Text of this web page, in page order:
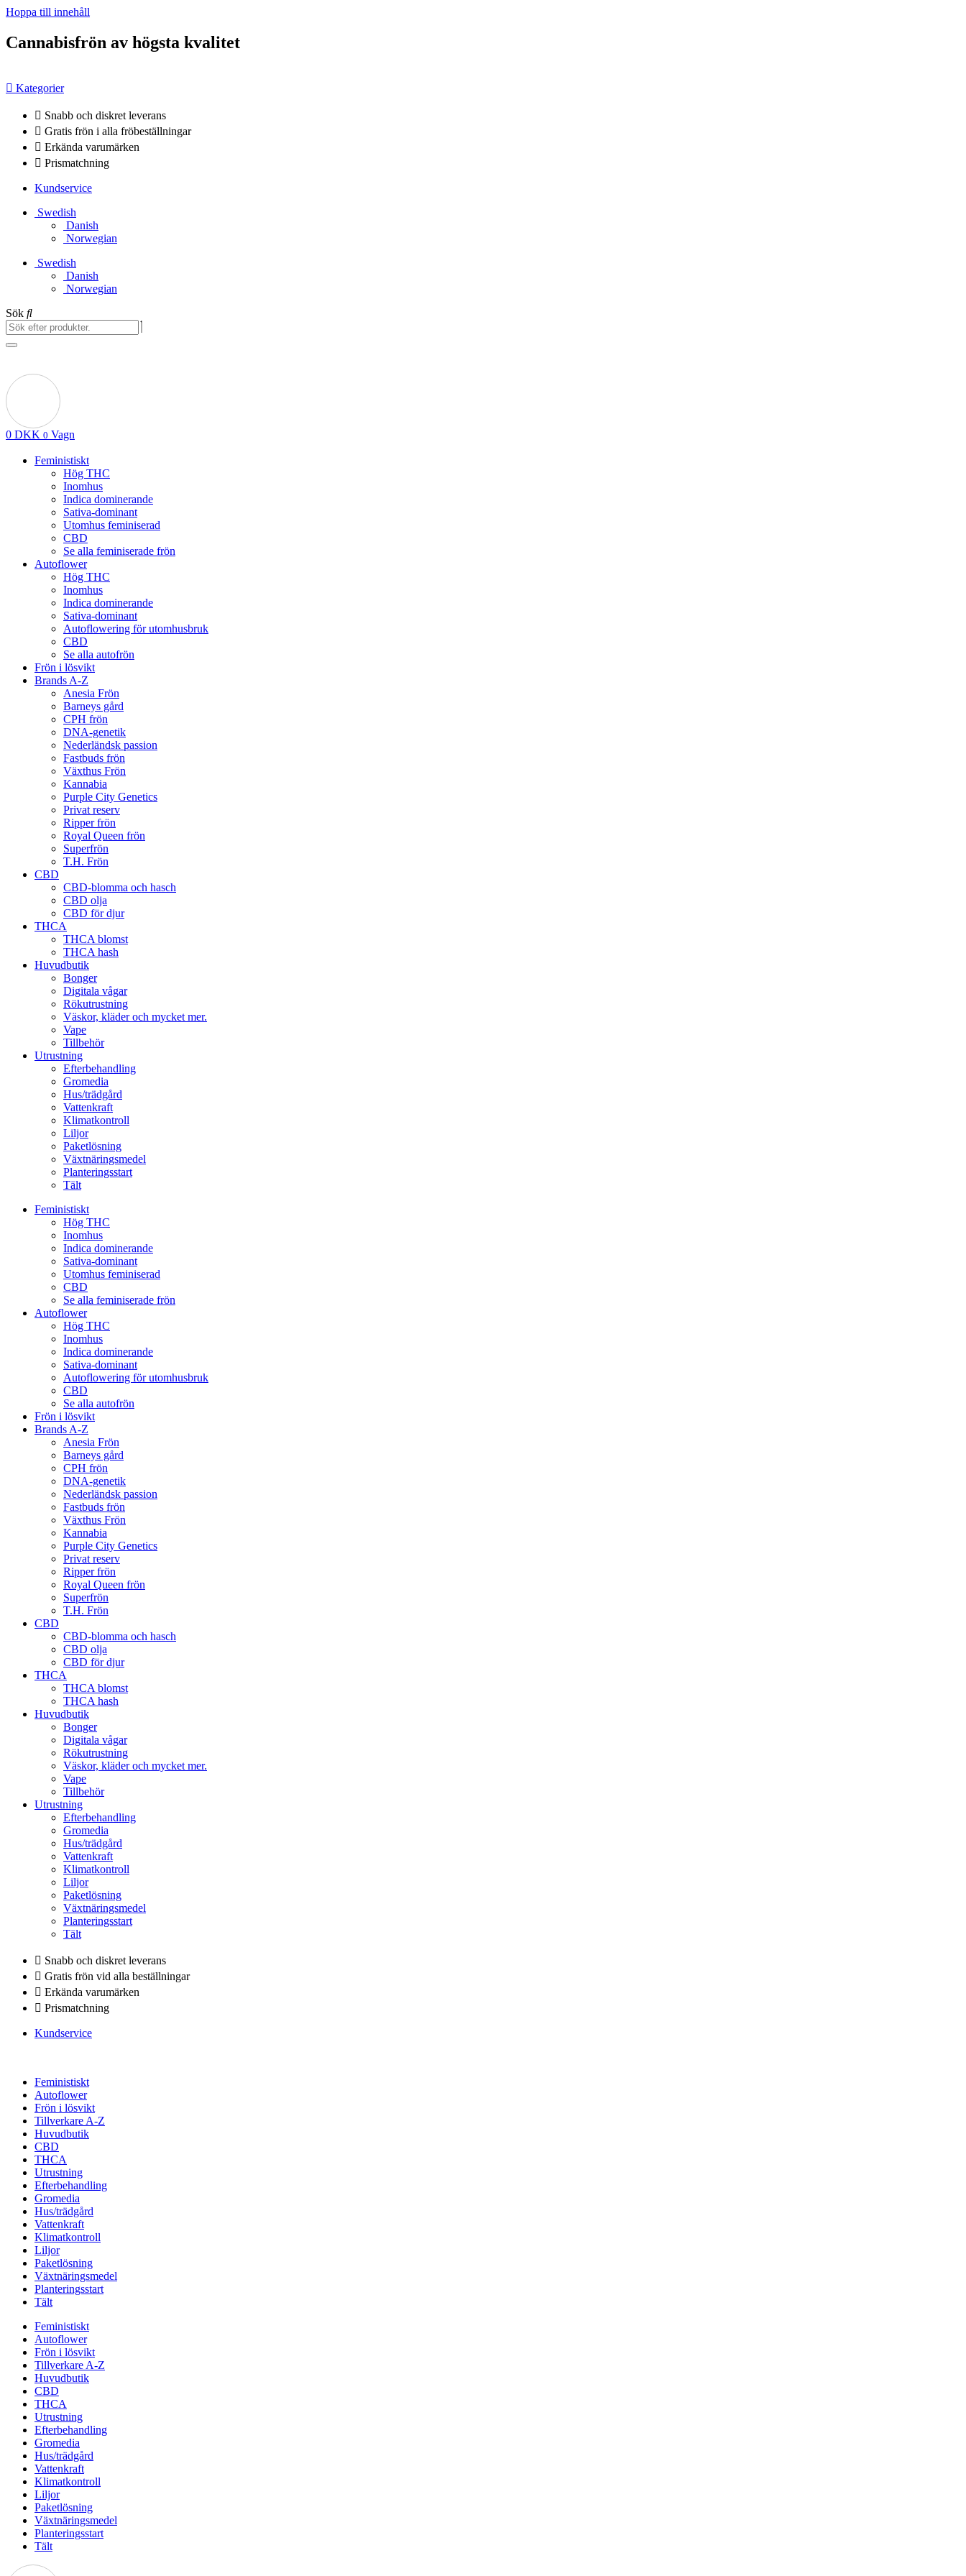
Hoppa till innehåll
Cannabisfrön av högsta kvalitet
Kategorier
Snabb och diskret leverans
Gratis frön i alla fröbeställningar
Erkända varumärken
Prismatchning
Kundservice
Swedish
Danish
Norwegian
Swedish
Danish
Norwegian
Sök
0 DKK 0 Vagn
Feministiskt
Hög THC
Inomhus
Indica dominerande
Sativa-dominant
Utomhus feminiserad
CBD
Se alla feminiserade frön
Autoflower
Hög THC
Inomhus
Indica dominerande
Sativa-dominant
Autoflowering för utomhusbruk
CBD
Se alla autofrön
Frön i lösvikt
Brands A-Z
Anesia Frön
Barneys gård
CPH frön
DNA-genetik
Nederländsk passion
Fastbuds frön
Växthus Frön
Kannabia
Purple City Genetics
Privat reserv
Ripper frön
Royal Queen frön
Superfrön
T.H. Frön
CBD
CBD-blomma och hasch
CBD olja
CBD för djur
THCA
THCA blomst
THCA hash
Huvudbutik
Bonger
Digitala vågar
Rökutrustning
Väskor, kläder och mycket mer.
Vape
Tillbehör
Utrustning
Efterbehandling
Gromedia
Hus/trädgård
Vattenkraft
Klimatkontroll
Liljor
Paketlösning
Växtnäringsmedel
Planteringsstart
Tält
Feministiskt
Hög THC
Inomhus
Indica dominerande
Sativa-dominant
Utomhus feminiserad
CBD
Se alla feminiserade frön
Autoflower
Hög THC
Inomhus
Indica dominerande
Sativa-dominant
Autoflowering för utomhusbruk
CBD
Se alla autofrön
Frön i lösvikt
Brands A-Z
Anesia Frön
Barneys gård
CPH frön
DNA-genetik
Nederländsk passion
Fastbuds frön
Växthus Frön
Kannabia
Purple City Genetics
Privat reserv
Ripper frön
Royal Queen frön
Superfrön
T.H. Frön
CBD
CBD-blomma och hasch
CBD olja
CBD för djur
THCA
THCA blomst
THCA hash
Huvudbutik
Bonger
Digitala vågar
Rökutrustning
Väskor, kläder och mycket mer.
Vape
Tillbehör
Utrustning
Efterbehandling
Gromedia
Hus/trädgård
Vattenkraft
Klimatkontroll
Liljor
Paketlösning
Växtnäringsmedel
Planteringsstart
Tält
Snabb och diskret leverans
Gratis frön vid alla beställningar
Erkända varumärken
Prismatchning
Kundservice
Feministiskt
Autoflower
Frön i lösvikt
Tillverkare A-Z
Huvudbutik
CBD
THCA
Utrustning
Efterbehandling
Gromedia
Hus/trädgård
Vattenkraft
Klimatkontroll
Liljor
Paketlösning
Växtnäringsmedel
Planteringsstart
Tält
Feministiskt
Autoflower
Frön i lösvikt
Tillverkare A-Z
Huvudbutik
CBD
THCA
Utrustning
Efterbehandling
Gromedia
Hus/trädgård
Vattenkraft
Klimatkontroll
Liljor
Paketlösning
Växtnäringsmedel
Planteringsstart
Tält